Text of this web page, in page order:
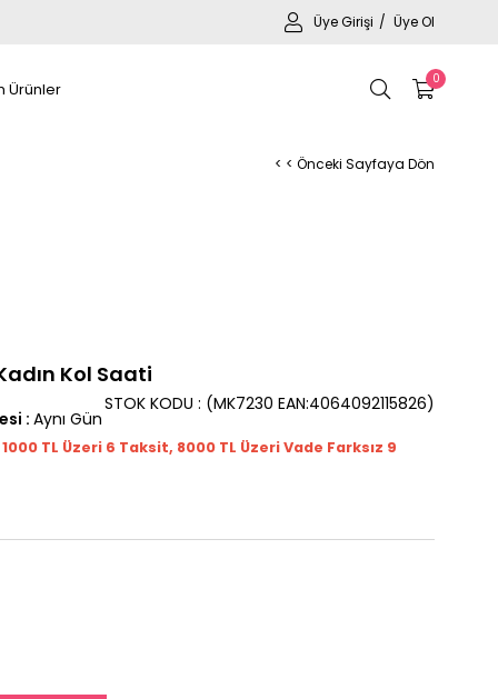
Üye Girişi Üye Ol
0
Ürünler
< < Önceki Sayfaya Dön
Kol Saati
(MK7230 EAN:4064092115826)
STOK KODU
: Aynı Gün
TL Üzeri 6 Taksit, 8000 TL Üzeri Vade Farksız 9